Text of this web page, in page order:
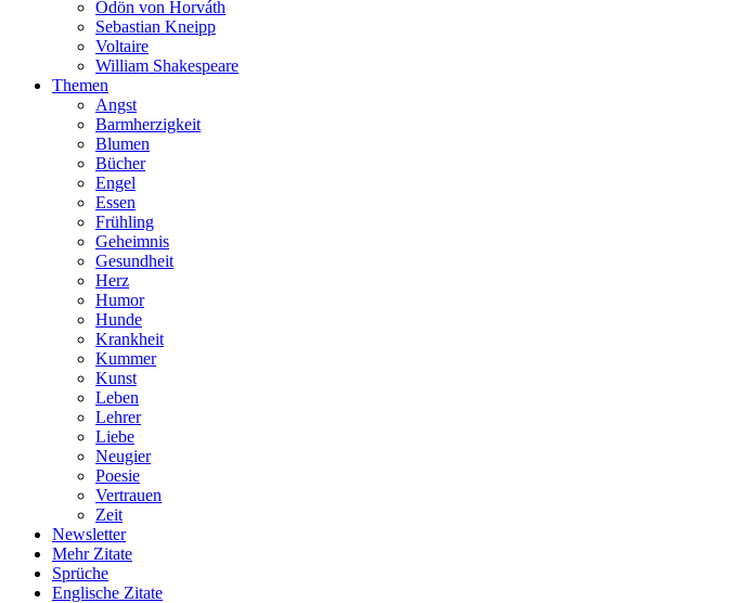
Ödön von Horváth
Sebastian Kneipp
Voltaire
William Shakespeare
Themen
Angst
Barmherzigkeit
Blumen
Bücher
Engel
Essen
Frühling
Geheimnis
Gesundheit
Herz
Humor
Hunde
Krankheit
Kummer
Kunst
Leben
Lehrer
Liebe
Neugier
Poesie
Vertrauen
Zeit
Newsletter
Mehr Zitate
Sprüche
Englische Zitate